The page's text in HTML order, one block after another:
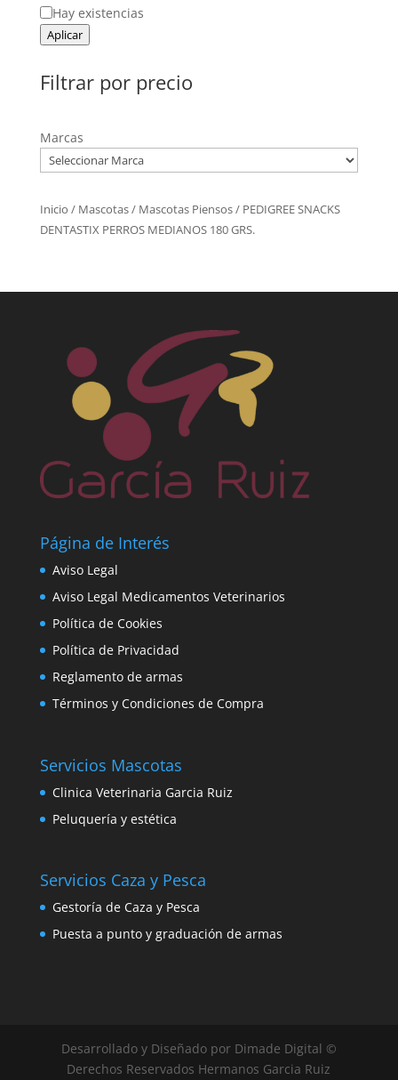
Estado
Hay existencias
Aplicar
Filtrar por precio
Marcas
Inicio / Mascotas/ Mascotas Piensos/ PEDIGREE SNACKS
DENTASTIX PERROS MEDIANOS 180 GRS.
Página de Interés
Aviso Legal
Aviso Legal Medicamentos Veterinarios
Política de Cookies
Política de Privacidad
Reglamento de armas
Términos y Condiciones de Compra
Servicios Mascotas
Clinica Veterinaria Garcia Ruiz
Peluquería y estética
Servicios Caza y Pesca
Gestoría de Caza y Pesca
Puesta a punto y graduación de armas
Desarrollado y Diseñado por Dimade Digital ©
Derechos Reservados Hermanos Garcia Ruiz